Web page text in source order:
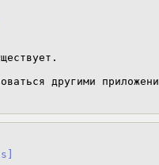
другими